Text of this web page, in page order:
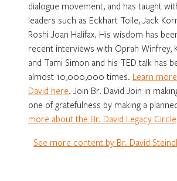
dialogue movement, and has taught
leaders such as Eckhart Tolle, Jack
Roshi Joan Halifax. His wisdom has
recent interviews with Oprah Winfrey,
and Tami Simon and his TED talk has
almost 10,000,000 times. Learn
David here. Join Br. David Join in
one of gratefulness by making a
more about the Br. David Legacy Circle
See more content by Br. David